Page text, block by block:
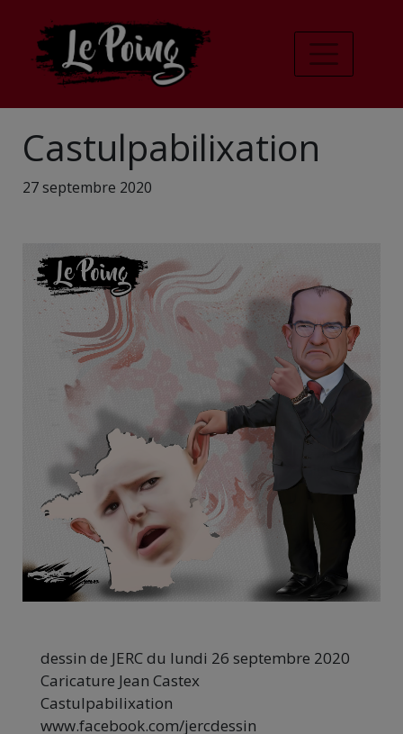
Castulpabilixation
27 septembre 2020
dessin de JERC du lundi 26 septembre 2020
Caricature Jean Castex
Castulpabilixation
www.facebook.com/jercdessin